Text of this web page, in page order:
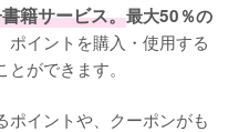
籍サービス。最大50％の
ポイントを購入・使用する
ができます。
ポイントや、クーポンがも